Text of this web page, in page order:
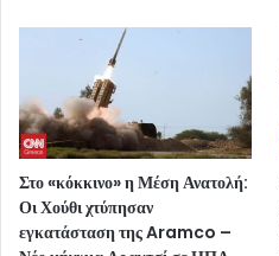
Στο «κόκκινο» η Μέση Ανατολή:
Οι Χούθι χτύπησαν
εγκατάσταση της Aramco –